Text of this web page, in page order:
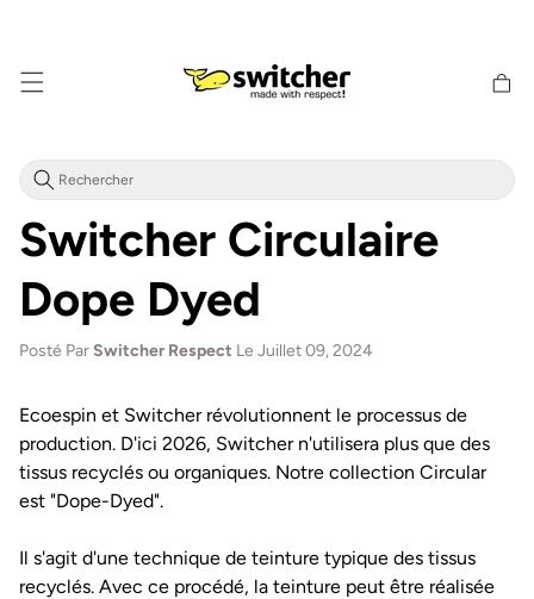
Panier
d'achat
Switcher Circulaire
Dope Dyed
Posté Par Switcher Respect Le Juillet 09, 2024
Ecoespin et Switcher révolutionnent le processus de
production. D'ici 2026, Switcher n'utilisera plus que des
tissus recyclés ou organiques. Notre collection Circular
est "Dope-Dyed".
Il s'agit d'une technique de teinture typique des tissus
recyclés. Avec ce procédé, la teinture peut être réalisée